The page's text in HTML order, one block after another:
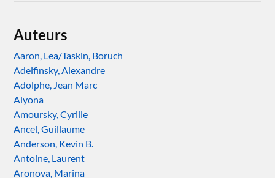
Auteurs
Aaron, Lea/Taskin, Boruch
Adelfinsky, Alexandre
Adolphe, Jean Marc
Alyona
Amoursky, Cyrille
Ancel, Guillaume
Anderson, Kevin B.
Antoine, Laurent
Aronova, Marina